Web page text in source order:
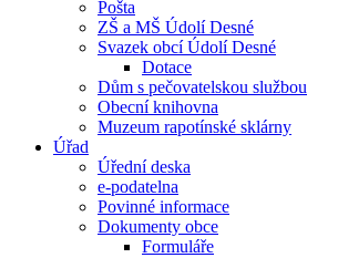
Pošta
ZŠ a MŠ Údolí Desné
Svazek obcí Údolí Desné
Dotace
Dům s pečovatelskou službou
Obecní knihovna
Muzeum rapotínské sklárny
Úřad
Úřední deska
e-podatelna
Povinné informace
Dokumenty obce
Formuláře